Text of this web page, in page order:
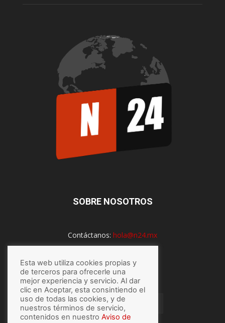
SOBRE NOSOTROS
Contáctanos: hola@n24.mx
SÍGUENOS
Esta web utiliza cookies propias y
de terceros para ofrecerle una
mejor experiencia y servicio. Al dar
clic en Aceptar, esta consintiendo el
uso de todas las cookies, y de
nuestros términos de servicio,
contenidos en nuestro Aviso de